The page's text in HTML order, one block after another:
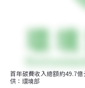
首年碳費收入總額約49.7
供：環境部